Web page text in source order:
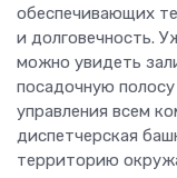
обеспечивающих
и долговечность.
можно увидеть
посадочную
управления всем
диспетчерская
территорию